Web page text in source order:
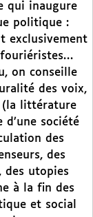
qui inaugure
politique :
exclusivement
fouriéristes…
on conseille
des voix,
(la littérature
d’une société
des
des
des utopies
à la fin des
et social